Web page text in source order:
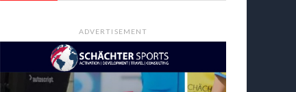
ADVERTISEMENT